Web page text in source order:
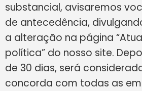
substancial, avisaremos
de antecedência,
a alteração na página
política” do nosso site.
de 30 dias, será
concorda com todas as